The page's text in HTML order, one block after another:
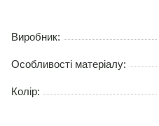
Виробник:
Особливості матеріалу:
Колір: